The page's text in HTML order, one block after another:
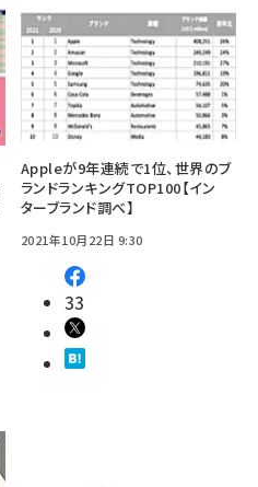
Appleが9年連続で1位、世界のブ
ランドランキングTOP100【イン
ターブランド調べ】
2021年10月22日 9:30
33